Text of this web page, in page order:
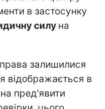
в застосунку
силу на
залишилися
відображається в
пред'явити